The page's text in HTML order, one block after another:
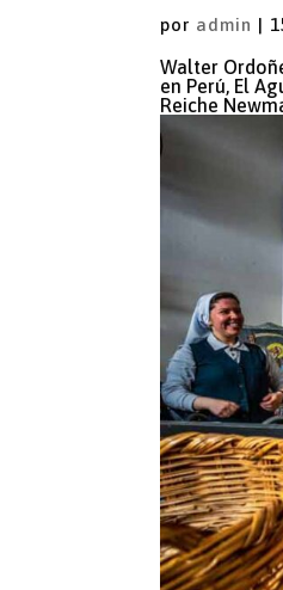
por admin |
Walter
en Perú, El
Reiche